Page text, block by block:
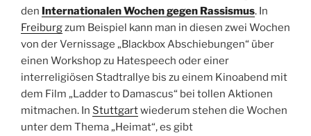
den Internationalen Wochen gegen Rassismus. In
Freiburgzum Beispiel kann man in diesen zwei Wochen
von der Vernissage „Blackbox Abschiebungen“ über
einen Workshop zu Hatespeech oder einer
interreligiösen Stadtrallye bis zu einem Kinoabend mit
dem Film „Ladder to Damascus“ bei tollen Aktionen
mitmachen. In Stuttgartwiederum stehen die Wochen
unter dem Thema „Heimat“, es gibt